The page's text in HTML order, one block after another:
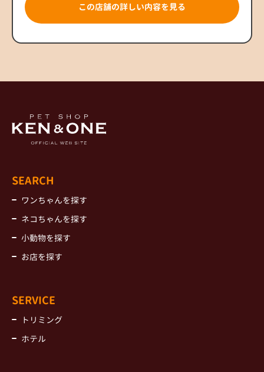
この店舗の詳しい内容を見る
SEARCH
ワンちゃんを探す
ネコちゃんを探す
小動物を探す
お店を探す
SERVICE
トリミング
ホテル